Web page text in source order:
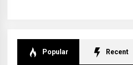
Popular Recent